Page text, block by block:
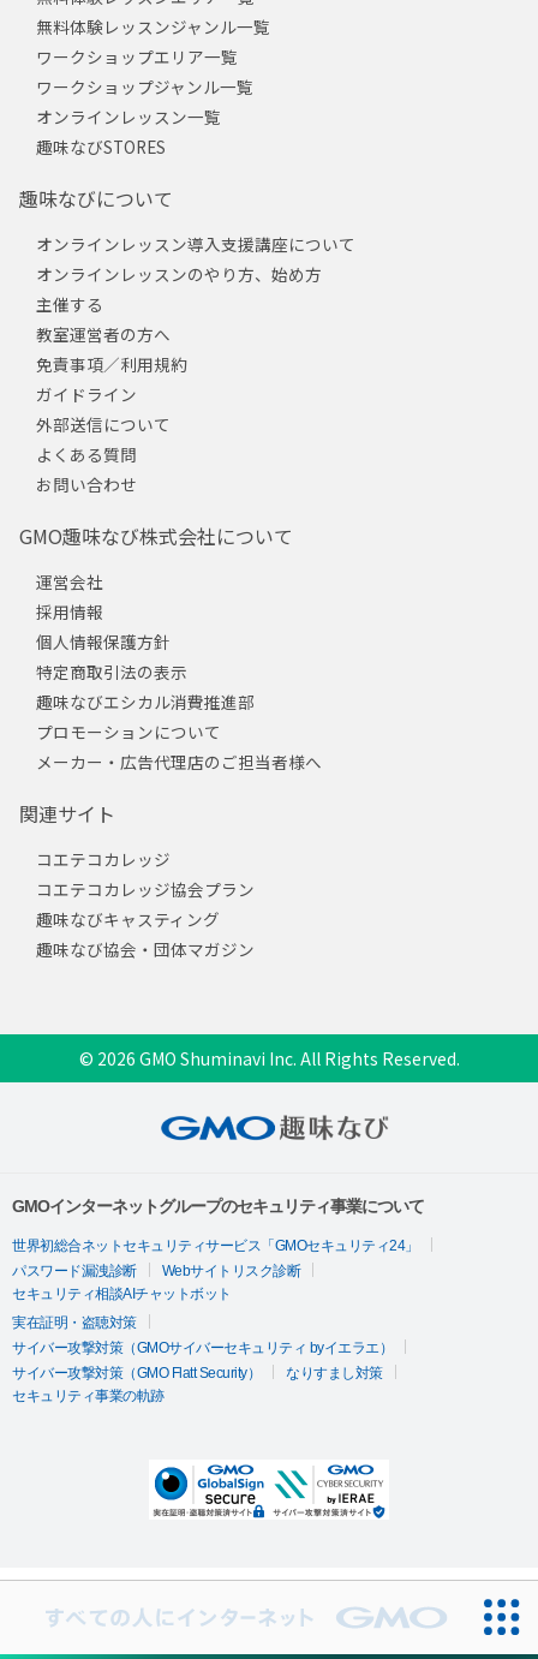
無料体験レッスンジャンル一覧
ワークショップエリア一覧
ワークショップジャンル一覧
オンラインレッスン一覧
趣味なびSTORES
趣味なびについて
オンラインレッスン導入支援講座について
オンラインレッスンのやり方、始め方
主催する
教室運営者の方へ
免責事項／利用規約
ガイドライン
外部送信について
よくある質問
お問い合わせ
GMO趣味なび株式会社について
運営会社
採用情報
個人情報保護方針
特定商取引法の表示
趣味なびエシカル消費推進部
プロモーションについて
メーカー・広告代理店のご担当者様へ
関連サイト
コエテコカレッジ
コエテコカレッジ協会プラン
趣味なびキャスティング
趣味なび協会・団体マガジン
© 2026 GMO Shuminavi Inc. All Rights Reserved.